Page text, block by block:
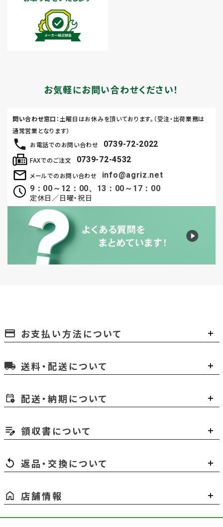
お気軽にお問い合わせください！
お電話でのお問い合わせ 0739-72-2022
メールでのお問い合わせ
info@agriz.net
9：00～12：00、13：00～17：00
定休日／日曜・祝日
FAXでのご注文 0739-72-4532
問い合わせ窓口 ：土曜日はお休みを頂いております。（受注・出荷業務は
通常営業となります）
payment お支払い方法について
local_shipping 送料・配送について
配送・納期について
領収書について
返品・交換について
店舗情報